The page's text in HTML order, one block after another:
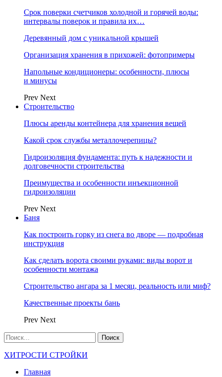
Срок поверки счетчиков холодной и горячей воды:
интервалы поверок и правила их…
Деревянный дом с уникальной крышей
Организация хранения в прихожей: фотопримеры
Напольные кондиционеры: особенности, плюсы
и минусы
Prev Next
Строительство
Плюсы аренды контейнера для хранения вещей
Какой срок службы металлочерепицы?
Гидроизоляция фундамента: путь к надежности и
долговечности строительства
Преимущества и особенности инъекционной
гидроизоляции
Prev Next
Баня
Как построить горку из снега во дворе — подробная
инструкция
Как сделать ворота своими руками: виды ворот и
особенности монтажа
Строительство ангара за 1 месяц, реальность или миф?
Качественные проекты бань
Prev Next
ХИТРОСТИ СТРОЙКИ
Главная